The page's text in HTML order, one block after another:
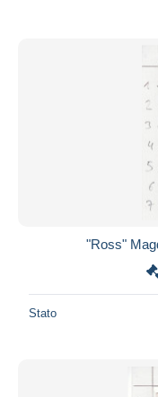
"Ross"
Stato